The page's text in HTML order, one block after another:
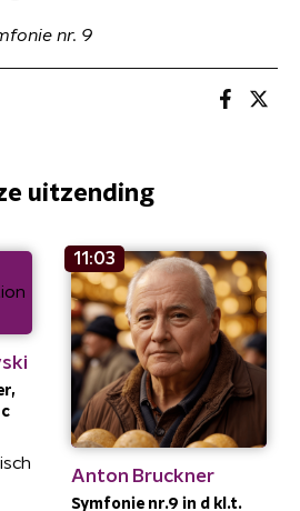
nr. 9
uitzending
11:03
Anton Bruckner
Symfonie nr.9 in d kl.t.